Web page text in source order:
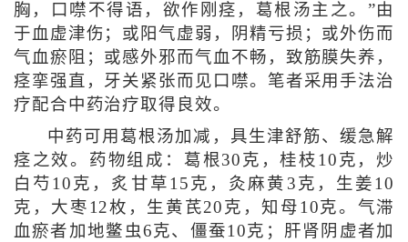
胸，口噤不得语，欲作刚痉，葛根汤主之。”由
于血虚津伤；或阳气虚弱，阴精亏损；或外伤而
气血瘀阻；或感外邪而气血不畅，致筋膜失养，
痉挛强直，牙关紧张而见口噤。笔者采用手法治
疗配合中药治疗取得良效。
中药可用葛根汤加减，具生津舒筋、缓急解
痉之效。药物组成：葛根30克，桂枝10克，炒
白芍10克，炙甘草15克，灸麻黄3克，生姜10
克，大枣12枚，生黄芪20克，知母10克。气滞
血瘀者加地鳖虫6克、僵蚕10克；肝肾阴虚者加